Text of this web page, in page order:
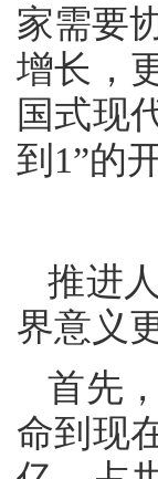
家需要
增长，
国式现
到1”的
推进
界意义
首先
命到现